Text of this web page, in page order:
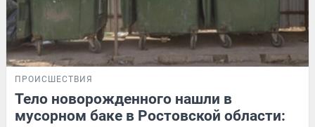
ПРОИСШЕСТВИЯ
Тело новорожденного нашли в
мусорном баке в Ростовской области: